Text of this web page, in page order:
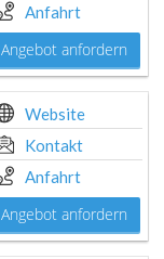
Anfahrt
Angebot anfordern
Website
Kontakt
Anfahrt
Angebot anfordern